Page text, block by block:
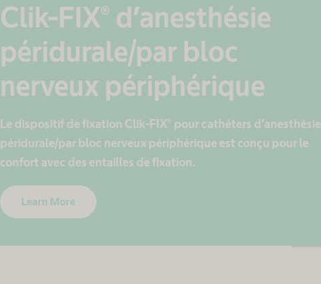
Clik-FIX® d’anesthésie
péridurale/par bloc
nerveux périphérique
Le dispositif de fixation Clik-FIX® pour cathéters d’anesthésie
péridurale/par bloc nerveux périphérique est conçu pour le
confort avec des entailles de fixation.
Learn More